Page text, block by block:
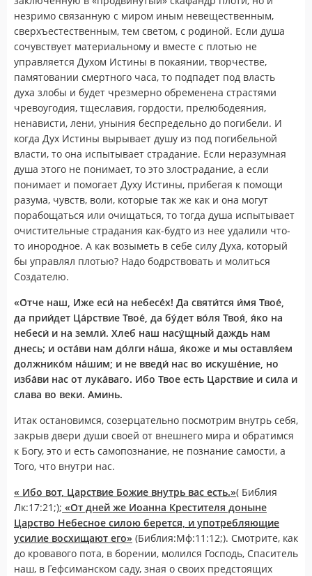
незримо связанную с миром иным невещественным,
сверхъестественным, тем светом, с родиной. Если душа
сочувствует материальному и вместе с плотью не
управляется Духом Истины в покаянии, творчестве,
памятовании смертного часа, то подпадет под власть
духа злобы и будет чрезмерно обременена страстями
чревоугодия, тщеславия, гордости, прелюбодеяния,
ненависти, лени, уныния беспредельно до погибели. И
когда Дух Истины вырывает душу из под погибельной
власти, то она испытывает страдание. Если неразумная
душа этого не понимает, то это злострадание, а если
понимает и помогает Духу Истины, прибегая к помощи
разума, чувств, воли, которые так же как и она могут
порабощаться или очищаться, то тогда душа испытывает
очистительные страдания как-будто из нее удалили что-
то инородное. А как возыметь в себе силу Духа, который
бы управлял плотью? Надо бодрствовать и молиться
Создателю.
«О́тче наш, И́же еси́ на небесе́х! Да святи́тся и́мя Твое́,
да прии́дет Ца́рствие Твое́, да бу́дет во́ля Твоя́, я́ко на
небеси́ и на земли́. Хлеб наш насу́щный даждь нам
днесь; и оста́ви нам до́лги на́ша, я́коже и мы оставля́ем
должнико́м на́шим; и не введи́ нас во искуше́ние, но
изба́ви нас от лука́ваго. Ибо Твое есть Царствие и сила и
слава во веки. Аминь.
Итак остановимся, созерцательно посмотрим внутрь себя,
закрыв двери души своей от внешнего мира и обратимся
к Богу, это и есть самопознание, не познание самости, а
Того, что внутри нас.
« Ибо вот, Царствие Божие внутрь вас есть.»( Библия
Лк:17:21;); «От дней же Иоанна Крестителя доныне
Царство Небесное силою берется, и употребляющие
усилие восхищают его» (Библия:Мф:11:12;). Смотрите, как
до кровавого пота, в борении, молился Господь, Спаситель
наш, в Гефсиманском саду, зная о своих предстоящих